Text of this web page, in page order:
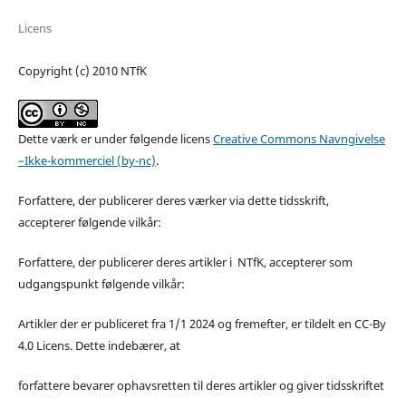
Licens
Copyright (c) 2010 NTfK
Dette værk er under følgende licensCreative Commons Navngivelse
–Ikke-kommerciel (by-nc).
Forfattere, der publicerer deres værker via dette tidsskrift,
accepterer følgende vilkår:
Forfattere, der publicerer deres artikler i NTfK, accepterer som
udgangspunkt følgende vilkår:
Artikler der er publiceret fra 1/1 2024 og fremefter, er tildelt en CC-By
4.0 Licens. Dette indebærer, at
forfattere bevarer ophavsretten til deres artikler og giver tidsskriftet